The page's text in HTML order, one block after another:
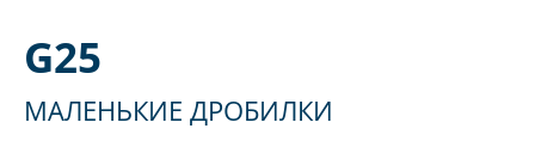
G25
МАЛЕНЬКИЕ ДРОБИЛКИ